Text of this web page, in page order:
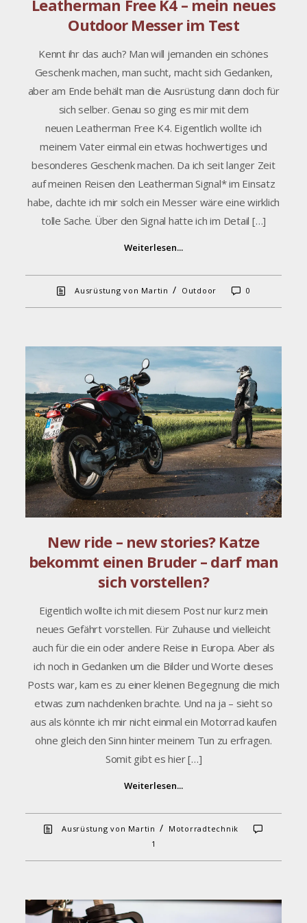
Leatherman Free K4 – mein neues
Outdoor Messer im Test
Kennt ihr das auch? Man will jemanden ein schönes
Geschenk machen, man sucht, macht sich Gedanken,
aber am Ende behält man die Ausrüstung dann doch für
sich selber. Genau so ging es mir mit dem
neuen Leatherman Free K4. Eigentlich wollte ich
meinem Vater einmal ein etwas hochwertiges und
besonderes Geschenk machen. Da ich seit langer Zeit
auf meinen Reisen den Leatherman Signal* im Einsatz
habe, dachte ich mir solch ein Messer wäre eine wirklich
tolle Sache. Über den Signal hatte ich im Detail […]
Weiterlesen...
Ausrüstung von Martin / Outdoor 0
New ride – new stories? Katze
bekommt einen Bruder – darf man
sich vorstellen?
Eigentlich wollte ich mit diesem Post nur kurz mein
neues Gefährt vorstellen. Für Zuhause und vielleicht
auch für die ein oder andere Reise in Europa. Aber als
ich noch in Gedanken um die Bilder und Worte dieses
Posts war, kam es zu einer kleinen Begegnung die mich
etwas zum nachdenken brachte. Und na ja – sieht so
aus als könnte ich mir nicht einmal ein Motorrad kaufen
ohne gleich den Sinn hinter meinem Tun zu erfragen.
Somit gibt es hier […]
Weiterlesen...
Ausrüstung von Martin / Motorradtechnik
1